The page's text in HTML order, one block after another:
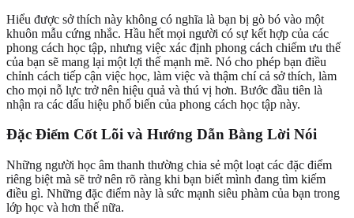
Hiểu được sở thích này không có nghĩa là bạn bị gò bó vào một
khuôn mẫu cứng nhắc. Hầu hết mọi người có sự kết hợp của các
phong cách học tập, nhưng việc xác định phong cách chiếm ưu thế
của bạn sẽ mang lại một lợi thế mạnh mẽ. Nó cho phép bạn điều
chỉnh cách tiếp cận việc học, làm việc và thậm chí cả sở thích, làm
cho mọi nỗ lực trở nên hiệu quả và thú vị hơn. Bước đầu tiên là
nhận ra các dấu hiệu phổ biến của phong cách học tập này.
Đặc Điểm Cốt Lõi và Hướng Dẫn Bằng Lời Nói
Những người học âm thanh thường chia sẻ một loạt các đặc điểm
riêng biệt mà sẽ trở nên rõ ràng khi bạn biết mình đang tìm kiếm
điều gì. Những đặc điểm này là sức mạnh siêu phàm của bạn trong
lớp học và hơn thế nữa.